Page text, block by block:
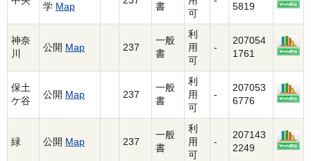
学 Map
書
可
5819
神奈
川
公開 Map 237
一般
書
利
用
可
-
207054
1761
保土
ケ谷
公開 Map 237
一般
書
利
用
可
-
207053
6776
緑 公開 Map 237
一般
書
利
用
可
-
207143
2249